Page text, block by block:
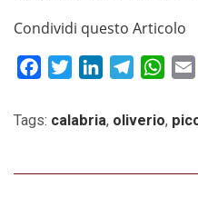
Condividi questo Articolo
FacebookTwitterLinkedInTelegram
Tags: calabria, oliverio,